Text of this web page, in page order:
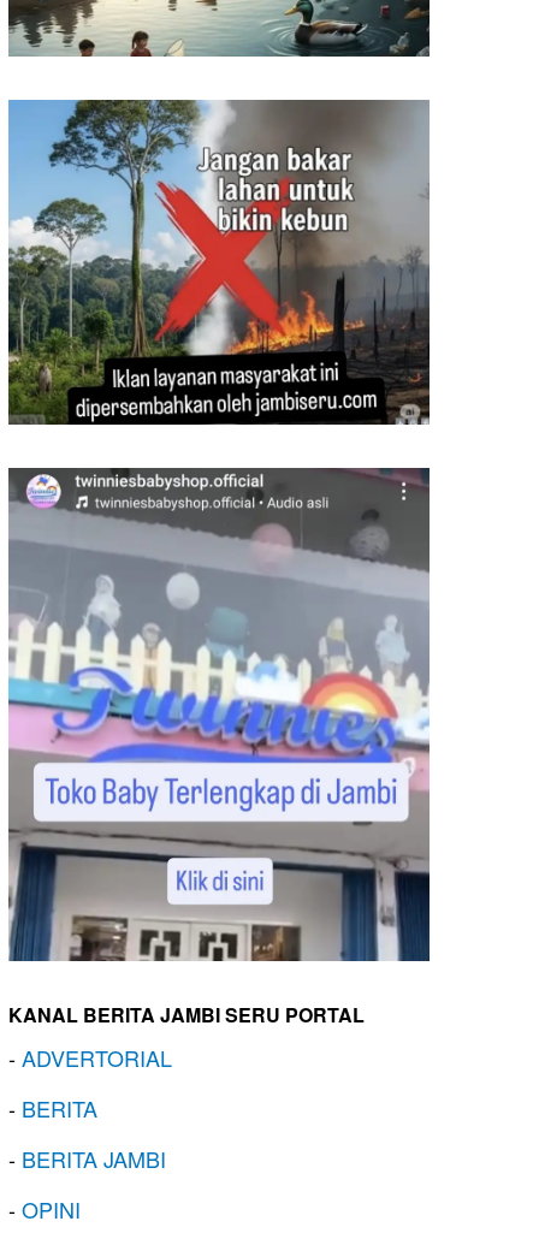
KANAL BERITA JAMBI SERU PORTAL
-ADVERTORIAL
- BERITA
- BERITA JAMBI
-OPINI